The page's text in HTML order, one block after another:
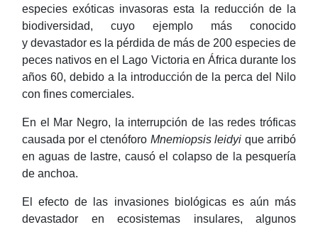
especies exóticas invasoras esta la reducción de la
biodiversidad, cuyo ejemplo más conocido
y devastador es la pérdida de más de 200 especies de
peces nativos en el Lago Victoria en África durante los
años 60, debido a la introducción de la perca del Nilo
con fines comerciales.
En el Mar Negro, la interrupción de las redes tróficas
causada por el ctenóforo Mnemiopsis leidyi que arribó
en aguas de lastre, causó el colapso de la pesquería
de anchoa.
El efecto de las invasiones biológicas es aún más
devastador en ecosistemas insulares, algunos